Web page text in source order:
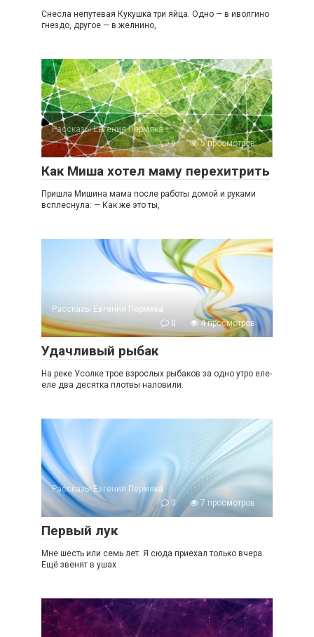
Снесла непутевая Кукушка три яйца. Одно — в иволгино
гнездо, другое — в желнино,
Рассказы Евгения Пермяка
0
5 просмотров
Как Миша хотел маму перехитрить
Пришла Мишина мама после работы домой и руками
всплеснула: — Как же это ты,
Рассказы Евгения Пермяка
0
4 просмотров
Удачливый рыбак
На реке Усолке трое взрослых рыбаков за одно утро еле-
еле два десятка плотвы наловили.
Рассказы Евгения Пермяка
0
7 просмотров
Первый лук
Мне шесть или семь лет. Я сюда приехал только вчера.
Ещё звенят в ушах